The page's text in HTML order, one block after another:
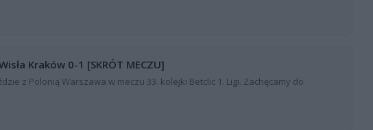
Kraków 0-1 [SKRÓT MECZU]
z Polonią Warszawa w meczu 33. kolejki Betclic 1. Ligi. Zachęcamy do